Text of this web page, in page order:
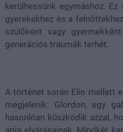
kerülhessünk egymáshoz.
gyerekekhez és a
szülőként vagy
generációs traumák terhét.
A történet során Elio mellett
megjelenik: Glordon, egy
hasonlóan küszködik azzal,
apja elvárásainak. Mindkét